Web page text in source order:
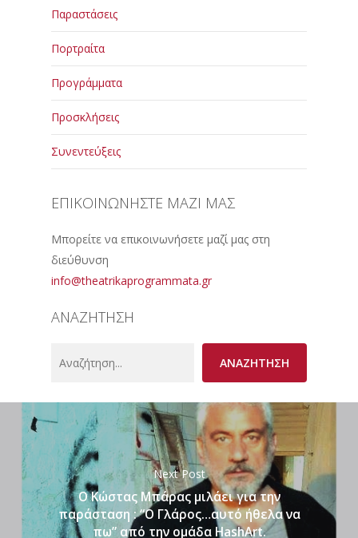
Παραστάσεις
Πορτραίτα
Προγράμματα
Προσκλήσεις
Συνεντεύξεις
ΕΠΙΚΟΙΝΩΝΗΣΤΕ ΜΑΖΙ ΜΑΣ
Μπορείτε να επικοινωνήσετε μαζί μας στη
διεύθυνση
info@theatrikaprogrammata.gr
ΑΝΑΖΗΤΗΣΗ
ΑΝΑΖΗΤΗΣΗ
Next Post
Ο Κώστας Μπάρας μιλάει για την
παράσταση : “Ο Γλάρος…αυτό ήθελα να
πω” από την ομάδα HashArt.